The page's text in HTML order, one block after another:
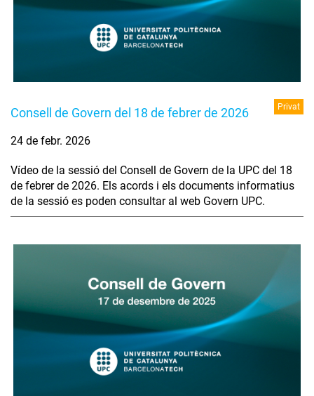
Consell de Govern del 18 de febrer de 2026 Privat
24 de febr. 2026
Vídeo de la sessió del Consell de Govern de la UPC del 18
de febrer de 2026. Els acords i els documents informatius
de la sessió es poden consultar al web Govern UPC.